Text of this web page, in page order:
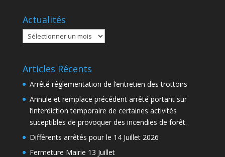
Actualités
Actualités
Articles Récents
Arrêté réglementation de l’entretien des trottoirs
Annule et remplace précédent arrêté portant sur
l’interdiction temporaire de certaines activités
suceptibles de provoquer des incendies de forêt.
Différents arrêtés pour le 14 Juillet 2026
Fermeture Mairie 13 Juillet